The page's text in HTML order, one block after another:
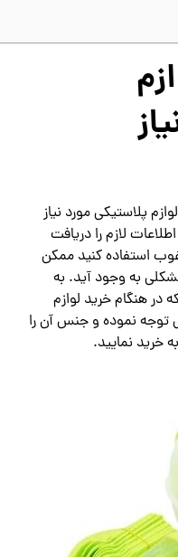
پلاستیکی مورد نیاز
لازم را دریافت
استفاده کنید ممکن
به وجود آید. به
در هنگام خرید لوازم
توجه نموده و جنس آن را
خرید نمایید.